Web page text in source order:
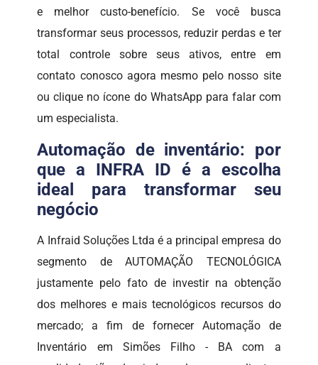
e melhor custo-benefício. Se você busca
transformar seus processos, reduzir perdas e ter
total controle sobre seus ativos, entre em
contato conosco agora mesmo pelo nosso site
ou clique no ícone do WhatsApp para falar com
um especialista.
Automação de inventário: por
que a INFRA ID é a escolha
ideal para transformar seu
negócio
A Infraid Soluções Ltda é a principal empresa do
segmento de AUTOMAÇÃO TECNOLÓGICA
justamente pelo fato de investir na obtenção
dos melhores e mais tecnológicos recursos do
mercado; a fim de fornecer Automação de
Inventário em Simões Filho - BA com a